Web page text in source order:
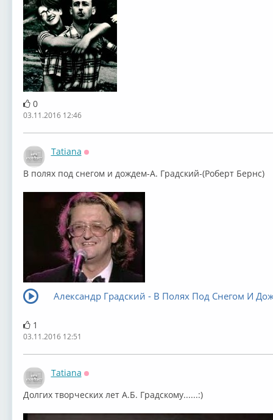
0
03.11.2016 12:46
Tatiana
В полях под снегом и дождем-А. Градский-(Роберт Бернс)
Александр Градский - В Полях Под Снегом И
1
03.11.2016 12:51
Tatiana
Долгих творческих лет А.Б. Градскому......:)